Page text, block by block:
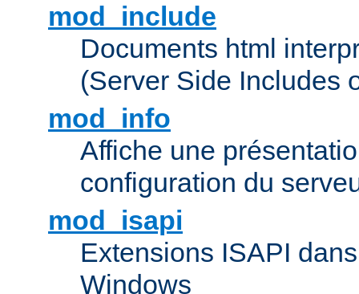
mod_include
Documents html
(Server Side Includes
mod_info
Affiche une
configuration du
mod_isapi
Extensions ISAPI
Windows